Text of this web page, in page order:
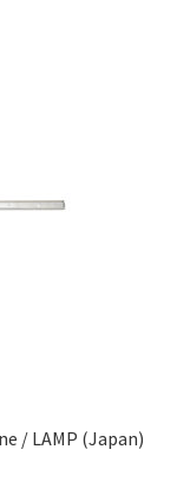
/ LAMP (Japan)